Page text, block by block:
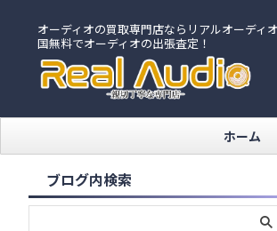
オーディオの買取専門店ならリアルオーディ
国無料でオーディオの出張査定！
ホーム
ブログ内検索